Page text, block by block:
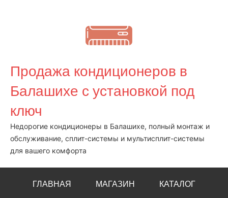
Продажа кондиционеров в
Балашихе с установкой под
ключ
Недорогие кондиционеры в Балашихе, полный монтаж и
обслуживание, сплит-системы и мультисплит-системы
для вашего комфорта
ГЛАВНАЯ МАГАЗИН КАТАЛОГ